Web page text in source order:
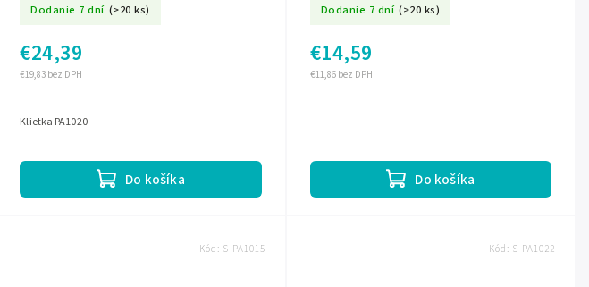
Dodanie 7 dní (>20 ks)
€19,83 bez DPH
€24,39
Do košíka
Klietka PA1020
Dodanie 7 dní (>20 ks)
€11,86 bez DPH
€14,59
Do košíka
Kód: S-PA1015 Kód: S-PA1022